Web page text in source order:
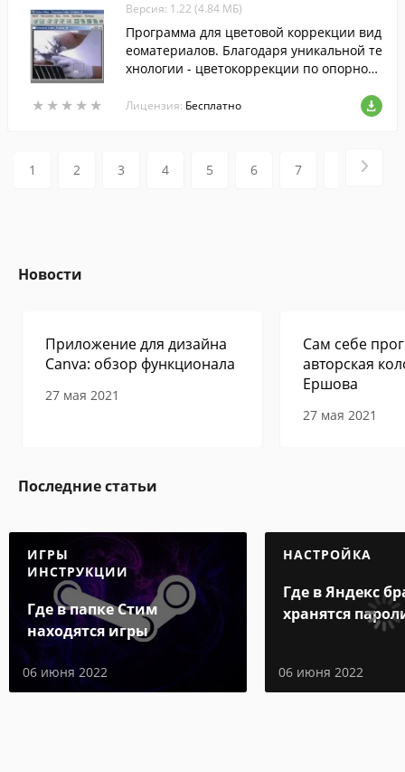
★ ★ ★ ★ ★
★ ★ ★ ★ ★
Версия: 1.22 (4.84 МБ)
Программа для цветовой коррекции вид
еоматериалов. Благодаря уникальной те
хнологии - цветокоррекции по опорном
легким и естественным.
Лицензия: Бесплатно
1 2 3 4 5 6 7
Новости
Приложение для дизайна
Canva: обзор функционала
27 мая 2021
Сам себе
авторская
Ершова
27 мая 2021
Последние статьи
ИГРЫ
ИНСТРУКЦИИ
Где в папке Стим
находятся игры
06 июня 2022
НАСТРОЙКА
Где в Яндекс
хранятся
06 июня 2022